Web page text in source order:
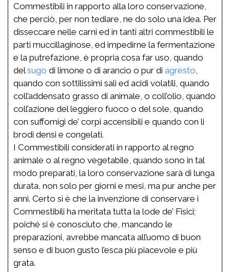
Commestibili in rapporto alla loro conservazione,
che perciò, per non tediare, ne do solo una idea. Per
disseccare nelle carni ed in tanti altri commestibili le
parti muccillaginose, ed impedirne la fermentazione
e la putrefazione, è propria cosa far uso, quando
delsugo di limone o di arancio o pur di agresto
quando con sottilissimi sali ed acidi volatili, quando
coll’addensato grasso di animale, o coll’olio, quando
coll’azione del leggiero fuoco o del sole, quando
con suffomigi de’ corpi accensibili e quando con li
brodi densi e congelati.
I Commestibili considerati in rapporto al regno
animale o al regno vegetabile, quando sono in tal
modo preparati, la loro conservazione sarà di lunga
durata, non solo per giorni e mesi, ma pur anche per
anni. Certo sì è che la invenzione di conservare i
Commestibili ha meritata tutta la lode de’ Fisici;
poiché si è conosciuto che, mancando le
preparazioni, avrebbe mancata all’uomo di buon
senso e di buon gusto l’esca più piacevole e più
grata.